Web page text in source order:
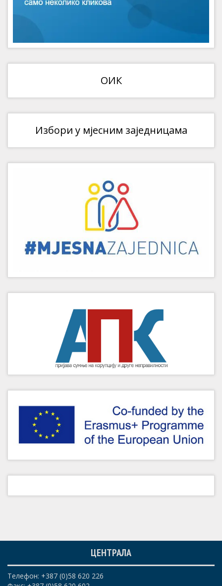
ОИК
Избори у мјесним заједницама
ЦЕНТРАЛА
Телефон: +387 (0)58 620 226